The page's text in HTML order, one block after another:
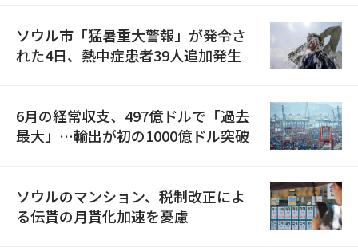
ソウル市「猛暑重大警報」が発令さ
れた4日、熱中症患者39人追加発生
6月の経常収支、497億ドルで「過去
最大」…輸出が初の1000億ドル突破
ソウルのマンション、税制改正によ
る伝貰の月貰化加速を憂慮